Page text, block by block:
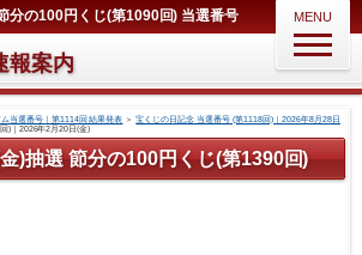
分の100円くじ(第1090回) 当選番号
報案内
MENU
当選番号｜第1114回 結果発表 ＞宝くじの日記念 当選番号 (第1118回)｜2026年8月28日
)｜2026年2月20日(金)
)抽選 節分の100円くじ(第1390回)